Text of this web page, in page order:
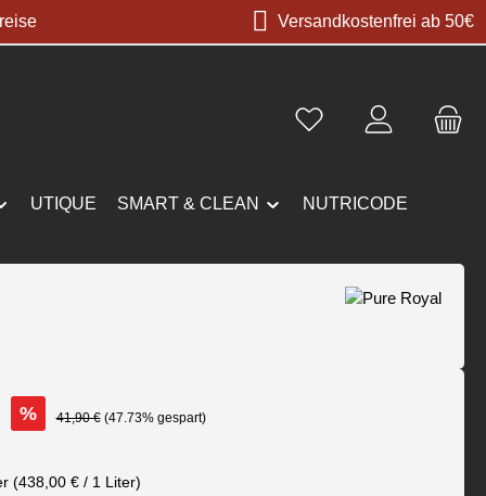
Versandkostenfrei ab 50€
UTIQUE SMART & CLEAN NUTRICODE
% Regulärer Preis:
41,90 € (47.73% gespart)
(438,00 € / 1 Liter)